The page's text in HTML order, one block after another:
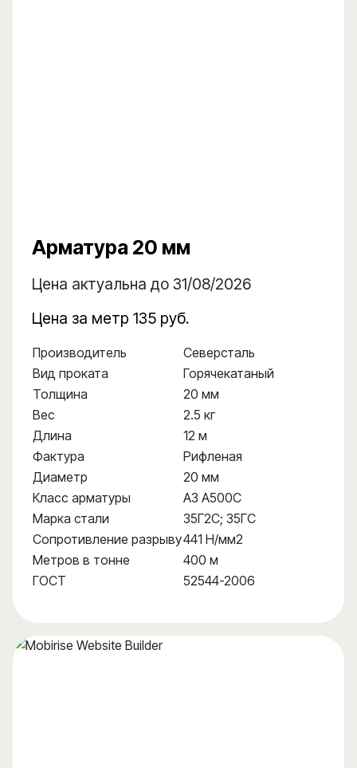
Арматура 20 мм
Цена актуальна до 31/08/2026
Цена за метр 135 руб.
Производитель
Северсталь
Вид проката
Горячекатаный
Толщина
20 мм
Вес
2.5 кг
Длина
12 м
Фактура
Рифленая
Диаметр
20 мм
Класс арматуры
А3 А500С
Марка стали
35Г2С; 35ГС
Сопротивление разрыву441 Н/мм2
Метров в тонне
400 м
ГОСТ
52544-2006